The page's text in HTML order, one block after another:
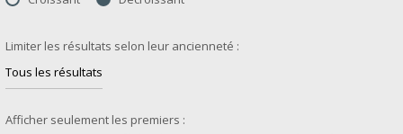
Limiter les résultats selon leur ancienneté :
Afficher seulement les premiers :